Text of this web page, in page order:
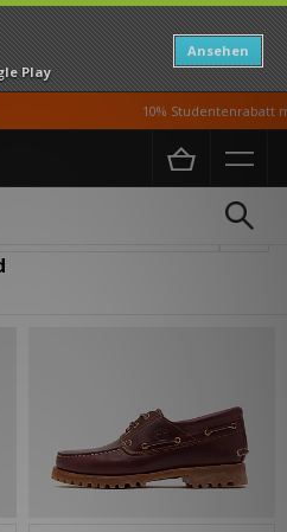
Play
Ansehen
10% Studentenrabatt